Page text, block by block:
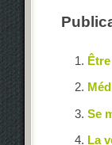
Se
La